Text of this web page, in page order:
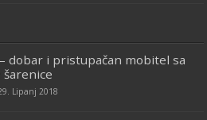
dobar i pristupačan mobitel sa
Lipanj 2018